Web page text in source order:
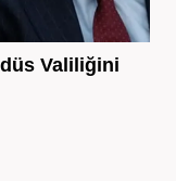
Valiliğini